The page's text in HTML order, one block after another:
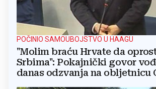
POČINIO SAMOUBOJSTVO U HAAGU
"Molim braću Hrvate da
Srbima": Pokajnički govor
danas odzvanja na obljetnicu